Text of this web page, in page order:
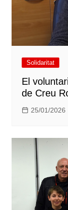
Solidaritat
El
de Creu
25/01/2026